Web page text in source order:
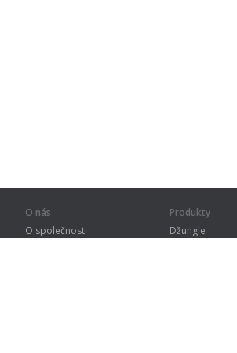
O nás
O společnosti
Produkty
Džungle